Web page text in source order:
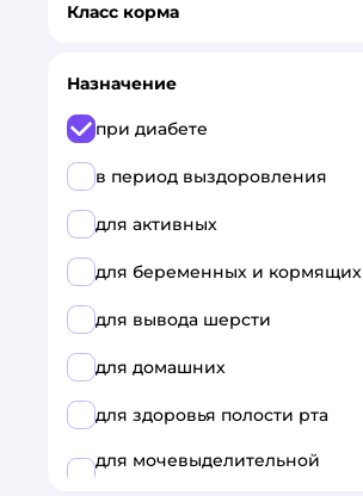
Класс корма
Назначение
при диабете
в период выздоровления
для активных
для беременных и кормящих
для вывода шерсти
для домашних
для здоровья полости рта
для мочевыделительной